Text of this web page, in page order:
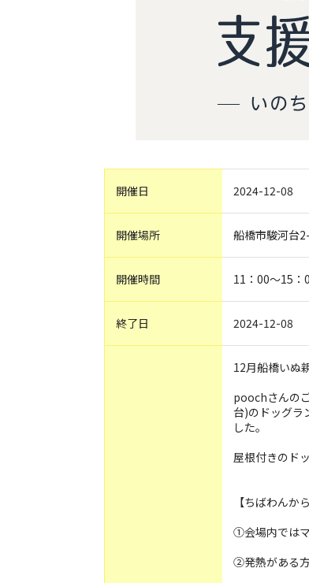
開催日 2024-12-08
開催場所 船橋市駿河台
開催時間 11：00～15：
終了日 2024-12-08
12月船橋いぬ
poochさんの
台)のドッグラ
した。
屋根付きのド
【ちばわんか
①会場内ではマ
②発熱がある